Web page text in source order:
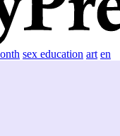
sex education art en